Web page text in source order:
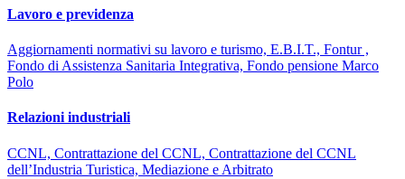
Lavoro e previdenza
Aggiornamenti normativi su lavoro e turismo, E.B.I.T., Fontur ,
Fondo di Assistenza Sanitaria Integrativa, Fondo pensione Marco
Polo
Relazioni industriali
CCNL, Contrattazione del CCNL, Contrattazione del CCNL
dell’Industria Turistica, Mediazione e Arbitrato